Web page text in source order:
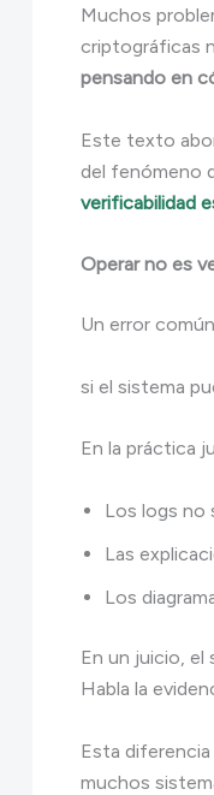
Muchos
criptográficas
pensando en
Este texto
del fenómeno
verificabilidad
Operar no es
Un error
si el sistema
En la práctica
Los logs no
Las
Los
En un juicio, el
Habla la
Esta
muchos